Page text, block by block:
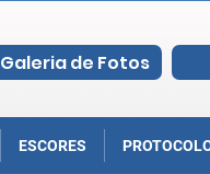
Galeria de Fotos
ESCORES